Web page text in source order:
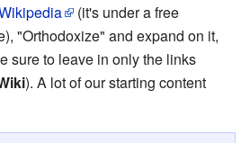
(it's under a free
"Orthodoxize" and expand on it,
sure to leave in only the links
). A lot of our starting content